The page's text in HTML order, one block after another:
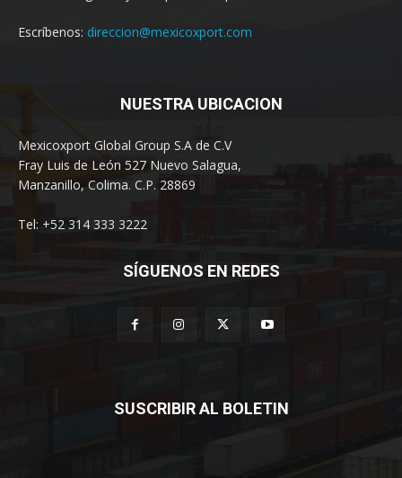
Escríbenos: direccion@mexicoxport.com
NUESTRA UBICACION
Mexicoxport Global Group S.A de C.V
Fray Luis de León 527 Nuevo Salagua,
Manzanillo, Colima. C.P. 28869
Tel: +52 314 333 3222
SÍGUENOS EN REDES
SUSCRIBIR AL BOLETIN